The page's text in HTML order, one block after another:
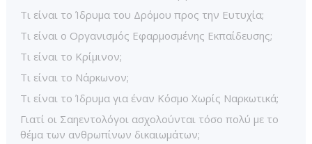
Τι είναι το Ίδρυμα του Δρόμου προς την Ευτυχία;
Τι είναι ο Οργανισμός Εφαρμοσμένης Εκπαίδευσης;
Τι είναι το Κρίμινον;
Τι είναι το Νάρκωνον;
Τι είναι το Ίδρυμα για έναν Κόσμο Χωρίς Ναρκωτικά;
Γιατί οι Σαηεντολόγοι ασχολούνται τόσο πολύ με το
θέμα των ανθρωπίνων δικαιωμάτων;